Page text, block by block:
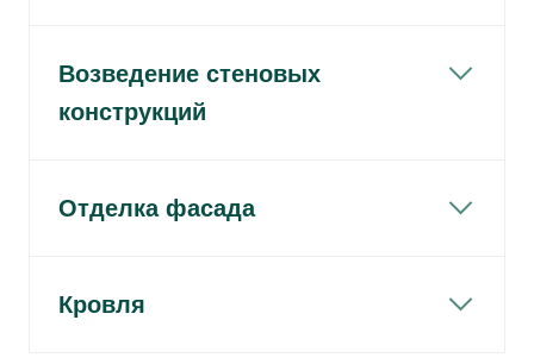
Возведение стеновых
конструкций
Отделка фасада
Кровля